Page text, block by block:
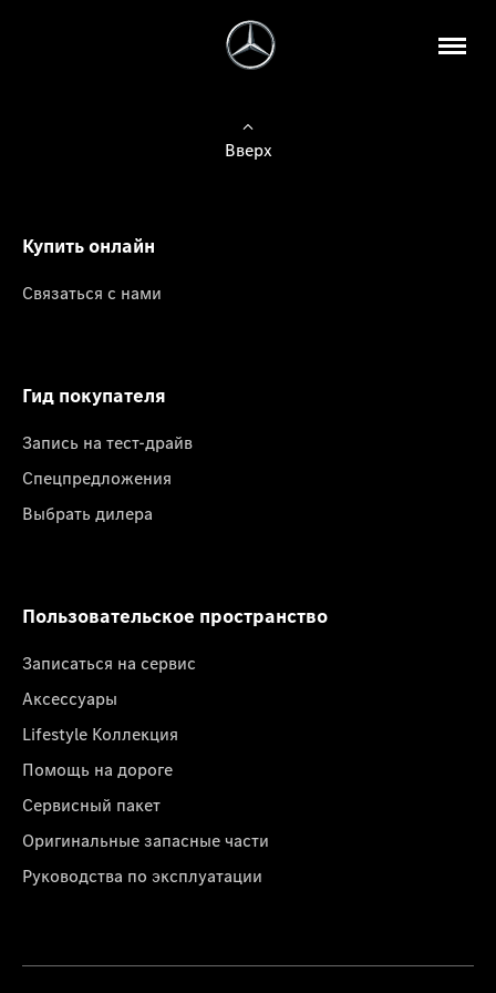
Вверх
Купить онлайн
Связаться с нами
Гид покупателя
Запись на тест-драйв
Спецпредложения
Выбрать дилера
Пользовательское пространство
Записаться на сервис
Аксессуары
Lifestyle Коллекция
Помощь на дороге
Сервисный пакет
Оригинальные запасные части
Руководства по эксплуатации